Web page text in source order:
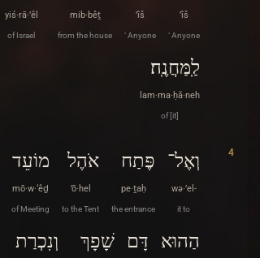
’îš
‘ Anyone
’îš
‘ Anyone
mib·bêṯ
from the house
yiś·rā·’êl
of Israel
לַֽמַּחֲנֶֽה׃
lam·ma·ḥă·neh
of [it]
4 וְאֶל־
wə·’el-
it to
פֶּתַח
pe·ṯaḥ
the entrance
אֹהֶל
’ō·hel
to the Tent
מוֹעֵד
mō·w·‘êḏ
of Meeting
הַהוּא דָּם שָׁפָךְ וְנִכְרַת